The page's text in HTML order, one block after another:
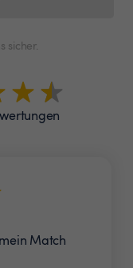
sicher.
Match